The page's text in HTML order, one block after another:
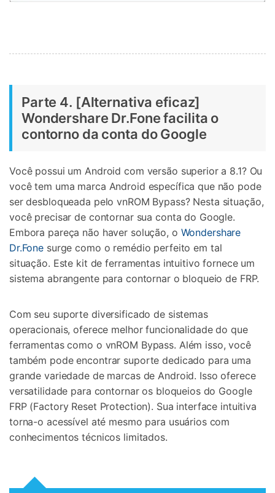
Parte 4. [Alternativa eficaz]
Wondershare Dr.Fone facilita o
contorno da conta do Google
Você possui um Android com versão superior a 8.1? Ou
você tem uma marca Android específica que não pode
ser desbloqueada pelo vnROM Bypass? Nesta situação,
você precisar de contornar sua conta do Google.
Embora pareça não haver solução, o Wondershare
Dr.Fone surge como o remédio perfeito em tal
situação. Este kit de ferramentas intuitivo fornece um
sistema abrangente para contornar o bloqueio de FRP.
Com seu suporte diversificado de sistemas
operacionais, oferece melhor funcionalidade do que
ferramentas como o vnROM Bypass. Além isso, você
também pode encontrar suporte dedicado para uma
grande variedade de marcas de Android. Isso oferece
versatilidade para contornar os bloqueios do Google
FRP (Factory Reset Protection). Sua interface intuitiva
torna-o acessível até mesmo para usuários com
conhecimentos técnicos limitados.